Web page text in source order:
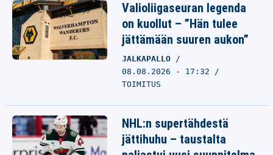
Valioliigaseuran legenda
on kuollut – ”Hän tulee
jättämään suuren aukon”
JALKAPALLO
08.08.2026 - 17:32
TOIMITUS
NHL:n supertähdestä
jättihuhu – taustalta